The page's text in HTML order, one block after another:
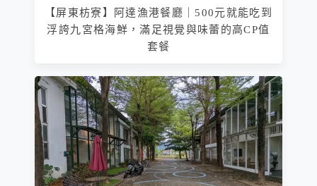
【屏東枋寮】阿達漁港餐廳｜500元就能吃到
浮誇九宮格海鮮，滿足視覺與味蕾的高CP值
套餐